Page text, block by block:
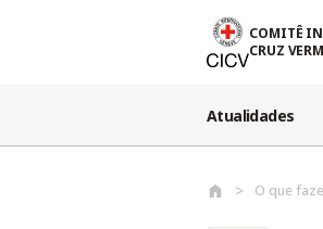
Passar para o conteúdo principal
COMITÊ
CRUZ
Atualidades
O que